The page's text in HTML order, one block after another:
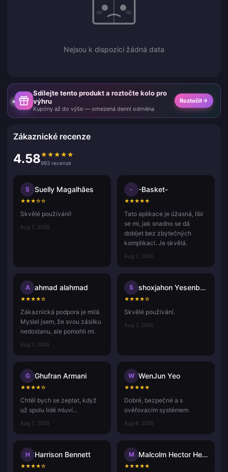
Nejsou k dispozici žádná data
Sdílejte tento produkt a roztočte kolo pro
výhru
Kupóny až do výše — omezená denní odměna
Roztočit
Zákaznické recenze
4.58★ ★ ★ ★ ★
993 recenze
S Suelly Magalhães
★★★☆☆
Skvělé používání!
Aug 7, 2026
- -Basket-
★★★★★
Tato aplikace je úžasná, líbí
se mi, jak snadno se dá
dobíjet bez zbytečných
komplikací. Je skvělá.
Aug 7, 2026
A ahmad alahmad
★★★★☆
Zákaznická podpora je milá.
Myslel jsem, že svou zásilku
nedostanu, ale pomohli mi.
Aug 7, 2026
S shoxjahon Yesenboyev
★★★★☆
Skvělé používání.
Aug 7, 2026
G Ghufran Armani
★★★★☆
Chtěl bych se zeptat, když
už spolu lidé mluví...
Aug 7, 2026
W WenJun Yeo
★★★★★
Dobré, bezpečné a s
ověřovacím systémem.
Aug 6, 2026
H Harrison Bennett
★★★★☆
M Malcolm Hector Herce
★★★★★